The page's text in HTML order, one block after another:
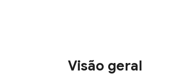
Visão geral